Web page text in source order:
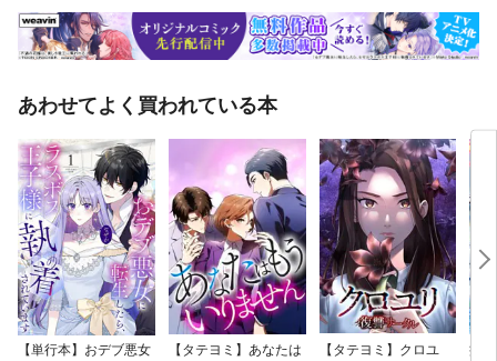
あわせてよく買われている本
【単行本】おデブ悪女
【タテヨミ】あなたは
【タテヨミ】クロユ
病